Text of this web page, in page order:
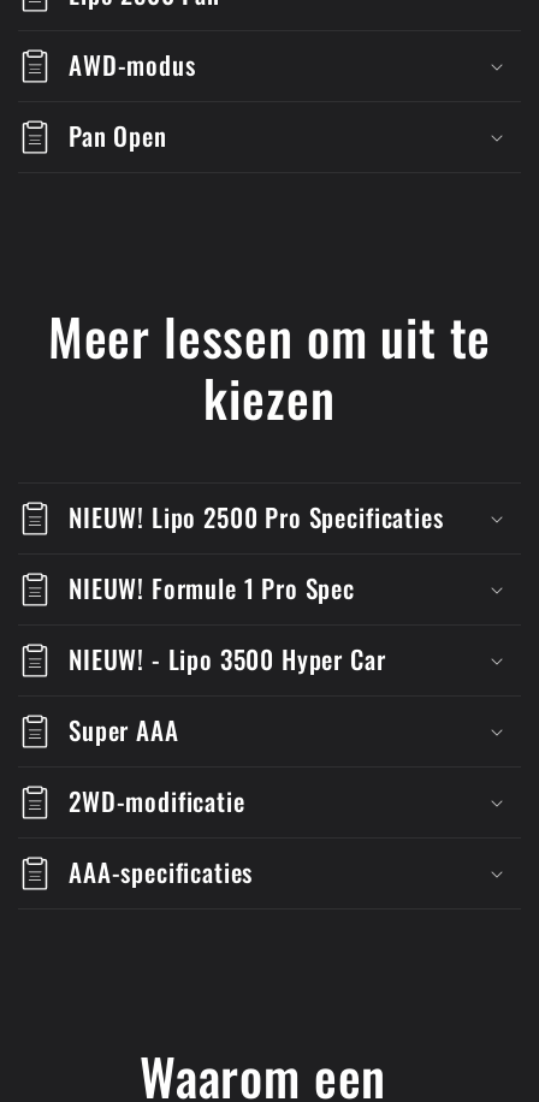
AWD-modus
Pan Open
Meer lessen om uit te
kiezen
NIEUW! Lipo 2500 Pro Specificaties
NIEUW! Formule 1 Pro Spec
NIEUW! - Lipo 3500 Hyper Car
Super AAA
2WD-modificatie
AAA-specificaties
Waarom een ​​